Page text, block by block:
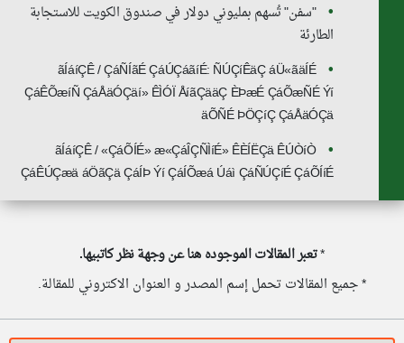
"سفن" تُسهم بمليوني دولار في صندوق الكويت للاستجابة
الطارئة
ãÍáíÇÊ / ÇáÑÍãÉ ÇáÚÇáãíÉ: ÑÚÇíÊäÇ áÜ«ãäÍÉ
ÇáÊÕæíÑ ÇáÅäÓÇäí» ÊÌÓÏ ÅíãÇääÇ ÈÞæÉ ÇáÕæÑÉ Ýí
äÕÑÉ ÞÖÇíÇ ÇáÅäÓÇä
ãÍáíÇÊ / «ÇáÕÍÉ» æ«ÇáÎÇÑÌíÉ» ÊÈÍËÇä ÊÚÒíÒ
ÇáÊÚÇæä áÖãÇä ÇáÍÞ Ýí ÇáÍÕæá Úáì ÇáÑÚÇíÉ ÇáÕÍíÉ
*تعبر المقالات الموجوده هنا عن وجهة نظر كاتبيها.
* جميع المقالات تحمل إسم المصدر و العنوان الاكتروني للمقالة.